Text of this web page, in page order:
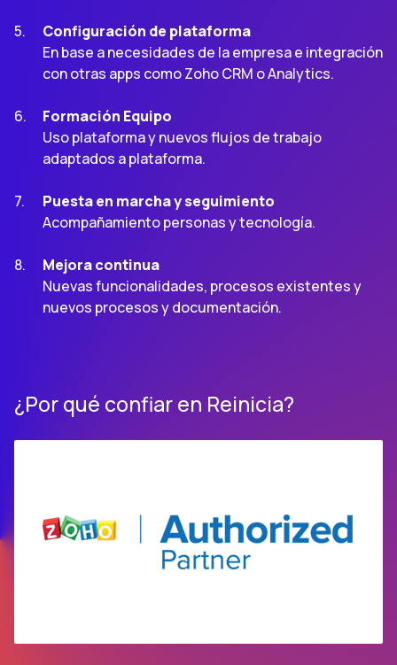
Configuración de plataforma
En base a necesidades de la empresa e integración
con otras apps como Zoho CRM o Analytics.
Formación Equipo
Uso plataforma y nuevos flujos de trabajo
adaptados a plataforma.
Puesta en marcha y seguimiento
Acompañamiento personas y tecnología.
Mejora continua
Nuevas funcionalidades, procesos existentes y
nuevos procesos y documentación.
¿Por qué confiar en Reinicia?